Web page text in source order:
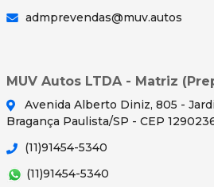
admprevendas@muv.autos
MUV Autos LTDA - Matriz
Avenida Alberto Diniz, 805 -
Bragança Paulista/SP - CEP
(11)91454-5340
(11)91454-5340